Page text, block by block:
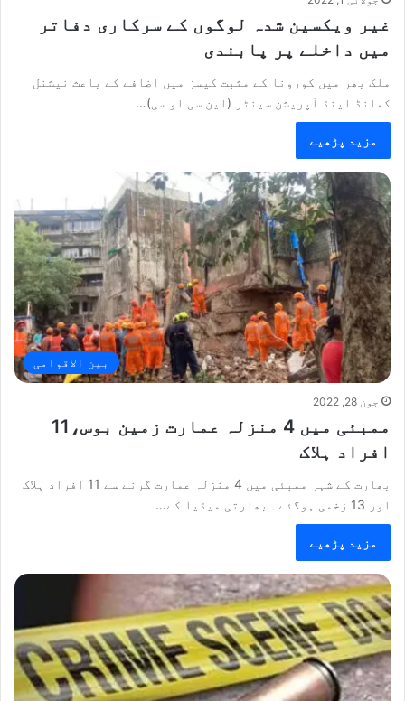
غیر ویکسین شدہ لوگوں کے سرکاری دفاتر
میں داخلے پر پابندی
ملک بھر میں کورونا کے مثبت کیسز میں اضافے کے باعث نیشنل
کمانڈ اینڈ آپریشن سینٹر (این سی او سی)…
مزید پڑھیے
بین الاقوامی
جون 28, 2022
ممبئی میں 4 منزلہ عمارت زمین بوس،11
افراد ہلاک
بھارت کے شہر ممبئی میں 4 منزلہ عمارت گرنے سے 11 افراد ہلاک
اور 13 زخمی ہوگئے۔ بھارتی میڈیا کے…
مزید پڑھیے